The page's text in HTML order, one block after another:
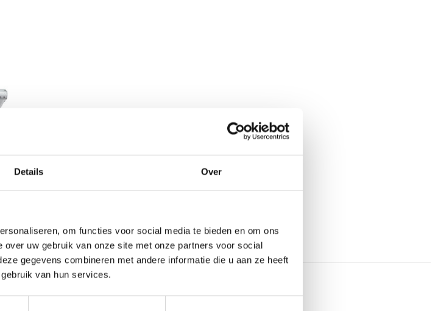
Details Over
om functies voor social media te bieden en om ons
uw gebruik van onze site met onze partners voor social
gegevens combineren met andere informatie die u aan ze heeft
van hun services.
ACIER/ALUMINIUM
4 NIVEAUX DE
RÉSISTANCE TWIN
TANK
Affiche1-2de 2